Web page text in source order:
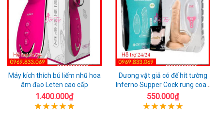
Máy kích thích bú liếm nhũ hoa
âm đạo Leten cao cấp
1.400.000₫
Dương vật giả có đế hít tường
Inferno Supper Cock rung coay
7 chế độ
550.000₫